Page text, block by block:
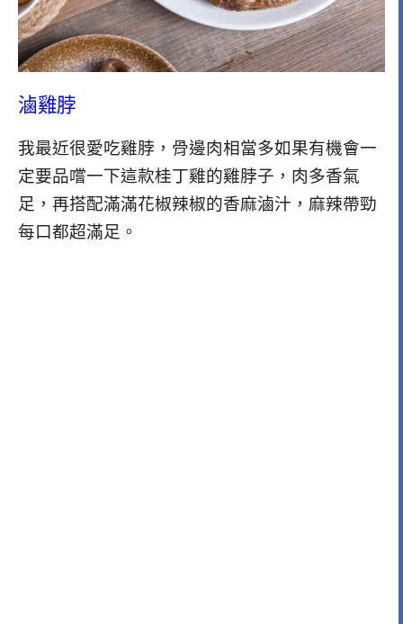
滷雞脖
我最近很愛吃雞脖，骨邊肉相當多如果有機會一
定要品嚐一下這款桂丁雞的雞脖子，肉多香氣
足，再搭配滿滿花椒辣椒的香麻滷汁，麻辣帶勁
每口都超滿足。